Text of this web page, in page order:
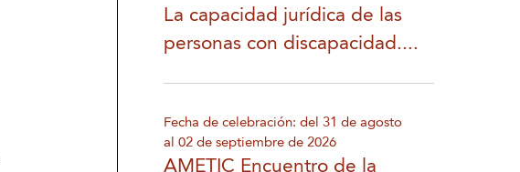
La capacidad jurídica de las
personas con discapacidad....
Fecha de celebración: del 31 de agosto
al 02 de septiembre de 2026
AMETIC Encuentro de la